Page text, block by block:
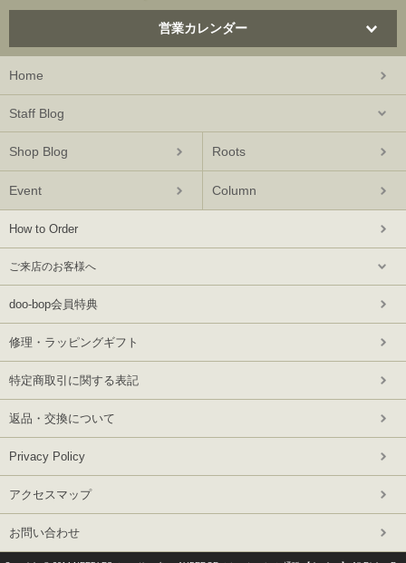
営業カレンダー
Home
Staff Blog
Shop Blog Roots
Event Column
How to Order
ご来店のお客様へ
doo-bop会員特典
修理・ラッピングギフト
特定商取引に関する表記
返品・交換について
Privacy Policy
アクセスマップ
お問い合わせ